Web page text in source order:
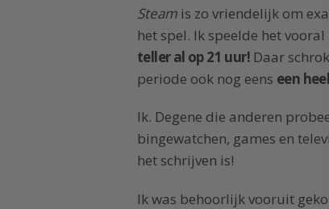
Steam is zo vriendelijk om
het spel. Ik speelde het
teller al op 21 uur! Daar
periode ook nog eens een
Ik. Degene die anderen
bingewatchen, games en
het schrijven is!
Ik was behoorlijk vooruit